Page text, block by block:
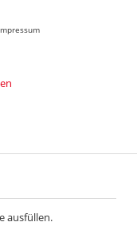
ausfüllen.